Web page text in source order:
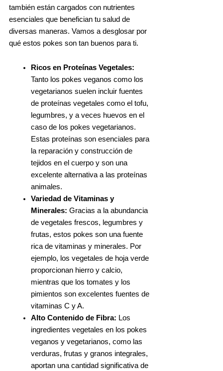
también están cargados con nutrientes
esenciales que benefician tu salud de
diversas maneras. Vamos a desglosar por
qué estos pokes son tan buenos para ti.
Ricos en Proteínas Vegetales:
Tanto los pokes veganos como los
vegetarianos suelen incluir fuentes
de proteínas vegetales como el tofu,
legumbres, y a veces huevos en el
caso de los pokes vegetarianos.
Estas proteínas son esenciales para
la reparación y construcción de
tejidos en el cuerpo y son una
excelente alternativa a las proteínas
animales.
Variedad de Vitaminas y
Minerales: Gracias a la abundancia
de vegetales frescos, legumbres y
frutas, estos pokes son una fuente
rica de vitaminas y minerales. Por
ejemplo, los vegetales de hoja verde
proporcionan hierro y calcio,
mientras que los tomates y los
pimientos son excelentes fuentes de
vitaminas C y A.
Alto Contenido de Fibra: Los
ingredientes vegetales en los pokes
veganos y vegetarianos, como las
verduras, frutas y granos integrales,
aportan una cantidad significativa de